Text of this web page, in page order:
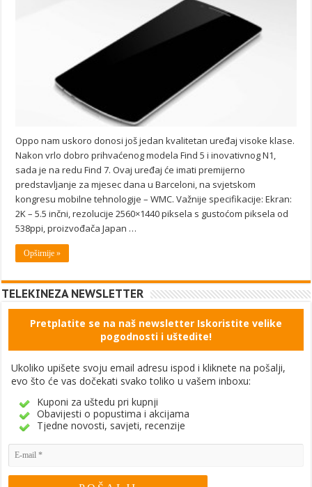
Oppo nam uskoro donosi još jedan kvalitetan uređaj visoke klase.
Nakon vrlo dobro prihvaćenog modela Find 5 i inovativnog N1,
sada je na redu Find 7. Ovaj uređaj će imati premijerno
predstavljanje za mjesec dana u Barceloni, na svjetskom
kongresu mobilne tehnologije – WMC. Važnije specifikacije: Ekran:
2K – 5.5 inčni, rezolucije 2560×1440 piksela s gustoćom piksela od
538ppi, proizvođača Japan …
Opširnije »
TELEKINEZA NEWSLETTER
Pretplatite se na naš newsletter Iskoristite velike
pogodnosti i uštedite!
Ukoliko upišete svoju email adresu ispod i kliknete na pošalji,
evo što će vas dočekati svako toliko u vašem inboxu:
Kuponi za uštedu pri kupnji
Obavijesti o popustima i akcijama
Tjedne novosti, savjeti, recenzije